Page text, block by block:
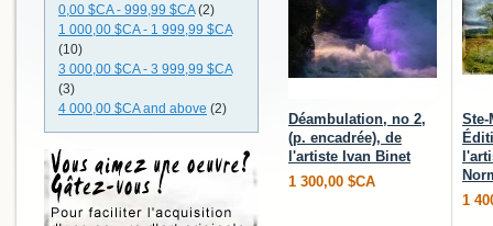
Déambulation, no 2,
(p. encadrée), de
l'artiste Ivan Binet
1 300,00 $CA
Ste-
1
0,00 $CA- 999,99 $CA(2)
1 000,00 $CA- 1 999,99 $CA
(10)
3 000,00 $CA- 3 999,99 $CA
(3)
4 000,00 $CAand above (2)